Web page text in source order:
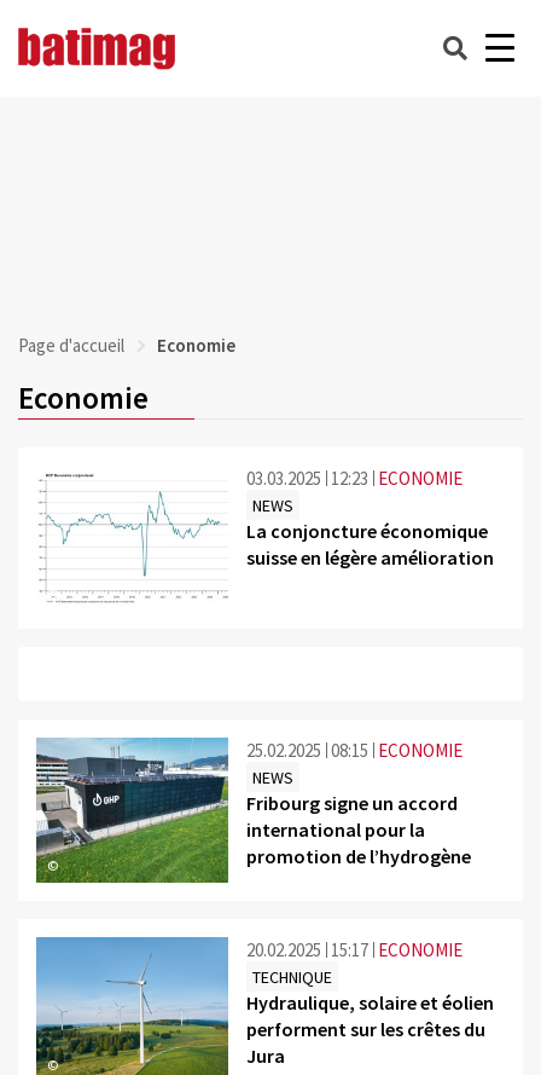
Page d'accueil Economie
Economie
©
03.03.2025 12:23 ECONOMIE
NEWS
La conjoncture économique
suisse en légère amélioration
©
25.02.2025 08:15 ECONOMIE
NEWS
Fribourg signe un accord
international pour la
promotion de l’hydrogène
©
20.02.2025 15:17 ECONOMIE
TECHNIQUE
Hydraulique, solaire et éolien
performent sur les crêtes du
Jura